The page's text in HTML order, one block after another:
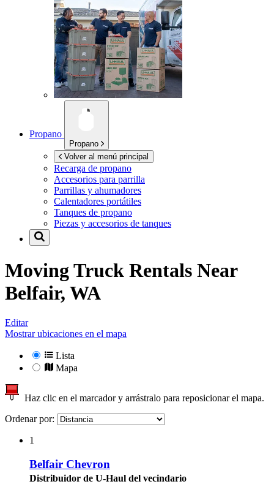
Propano
Propano
Volver al menú principal
Recarga de propano
Accesorios para parrilla
Parrillas y ahumadores
Calentadores portátiles
Tanques de propano
Piezas y accesorios de tanques
Moving Truck Rentals Near
Belfair, WA
Editar
Mostrar ubicaciones en el mapa
Lista
Mapa
Haz clic en el marcador y arrástralo para reposicionar el mapa.
Ordenar por:
1
Belfair Chevron
Distribuidor de U-Haul del vecindario